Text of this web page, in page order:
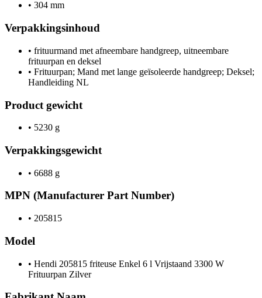
• 304 mm
Verpakkingsinhoud
• frituurmand met afneembare handgreep, uitneembare
frituurpan en deksel
• Frituurpan; Mand met lange geïsoleerde handgreep; Deksel;
Handleiding NL
Product gewicht
• 5230 g
Verpakkingsgewicht
• 6688 g
MPN (Manufacturer Part Number)
• 205815
Model
• Hendi 205815 friteuse Enkel 6 l Vrijstaand 3300 W
Frituurpan Zilver